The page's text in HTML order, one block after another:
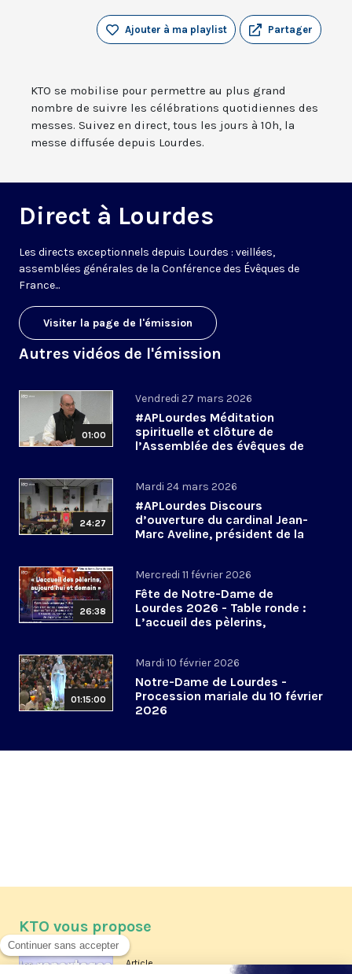
Partager
Ajouter à ma playlist
KTO se mobilise pour permettre au plus grand
nombre de suivre les célébrations quotidiennes des
messes. Suivez en direct, tous les jours à 10h, la
messe diffusée depuis Lourdes.
Direct à Lourdes
Les directs exceptionnels depuis Lourdes : veillées,
assemblées générales de la Conférence des Évêques de
France...
Visiter la page de l'émission
Autres vidéos de l'émission
01:00
Vendredi 27 mars 2026
#APLourdes Méditation
spirituelle et clôture de
l’Assemblée des évêques de
24:27
Mardi 24 mars 2026
#APLourdes Discours
d’ouverture du cardinal Jean-
Marc Aveline, président de la
26:38
Mercredi 11 février 2026
Fête de Notre-Dame de
Lourdes 2026 - Table ronde :
L’accueil des pèlerins,
01:15:00
Mardi 10 février 2026
Notre-Dame de Lourdes -
Procession mariale du 10 février
2026
KTO vous propose
Article